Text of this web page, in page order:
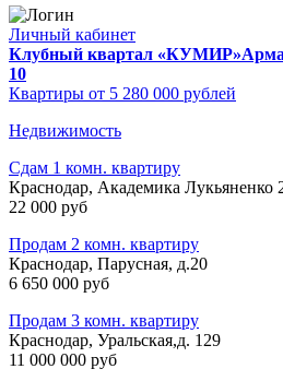
Личный кабинет
Клубный квартал «КУМИР»
10
Квартиры от 5 280 000 рублей
Недвижимость
Сдам 1 комн. квартиру
Краснодар, Академика Лукьяненко
22 000 руб
Продам 2 комн. квартиру
Краснодар, Парусная, д.20
6 650 000 руб
Продам 3 комн. квартиру
Краснодар, Уральская,д. 129
11 000 000 руб